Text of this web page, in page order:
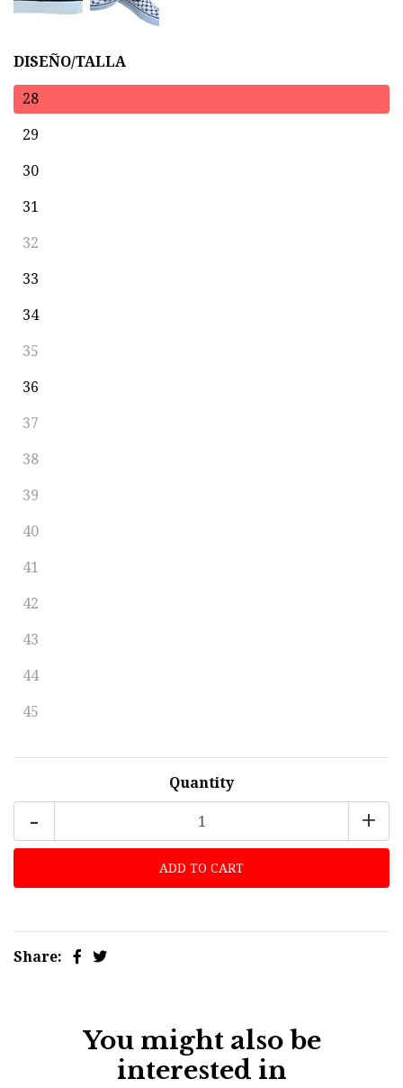
DISEÑO/TALLA
28
29
30
31
32
33
34
35
36
37
38
39
40
41
42
43
44
45
Quantity
- +
Share:
You might also be
interested in